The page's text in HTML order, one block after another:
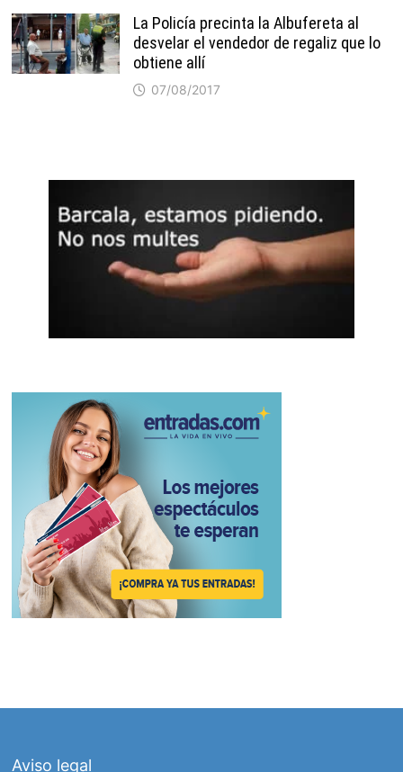
La Policía precinta la Albufereta al
desvelar el vendedor de regaliz que lo
obtiene allí
07/08/2017
Aviso legal